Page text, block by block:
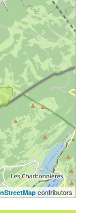
contributors